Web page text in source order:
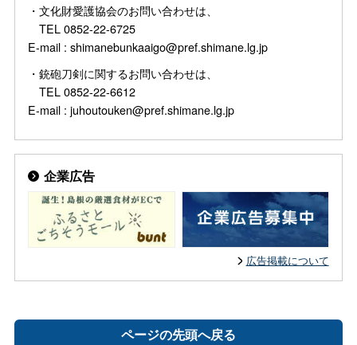
・文化財愛護協会のお問い合わせは、
TEL 0852-22-6725
E-mail : shimanebunkaaigo@pref.shimane.lg.jp
・銃砲刀剣に関するお問い合わせは、
TEL 0852-22-6612
E-mail : juhoutouken@pref.shimane.lg.jp
企業広告
広告掲載について
ページの先頭へ戻る